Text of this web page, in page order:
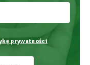
prywatności